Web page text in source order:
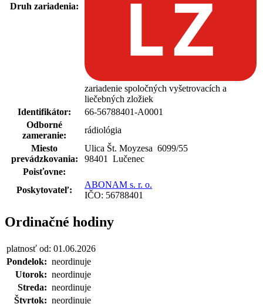
Druh zariadenia:
zariadenie spoločných vyšetrovacích a
liečebných zložiek
Identifikátor:
66-56788401-A0001
Odborné
zameranie:
rádiológia
Miesto
prevádzkovania:
Ulica Št. Moyzesa 6099/55
98401 Lučenec
Poisťovne:
Poskytovateľ:
ABONAM s. r. o.
IČO: 56788401
Ordinačné hodiny
platnosť od: 01.06.2026
Pondelok: neordinuje
Utorok: neordinuje
Streda: neordinuje
Štvrtok: neordinuje